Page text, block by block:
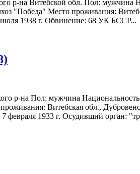
р-на Витебской обл. Пол: мужчина
"Победа" Место проживания:
июля 1938 г. Обвинение: 68 УК БССР...
р-на Пол: мужчина
Витебская обл.,
февраля 1933 г. Осудивший орган: